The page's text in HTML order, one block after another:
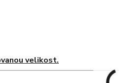
velikost.